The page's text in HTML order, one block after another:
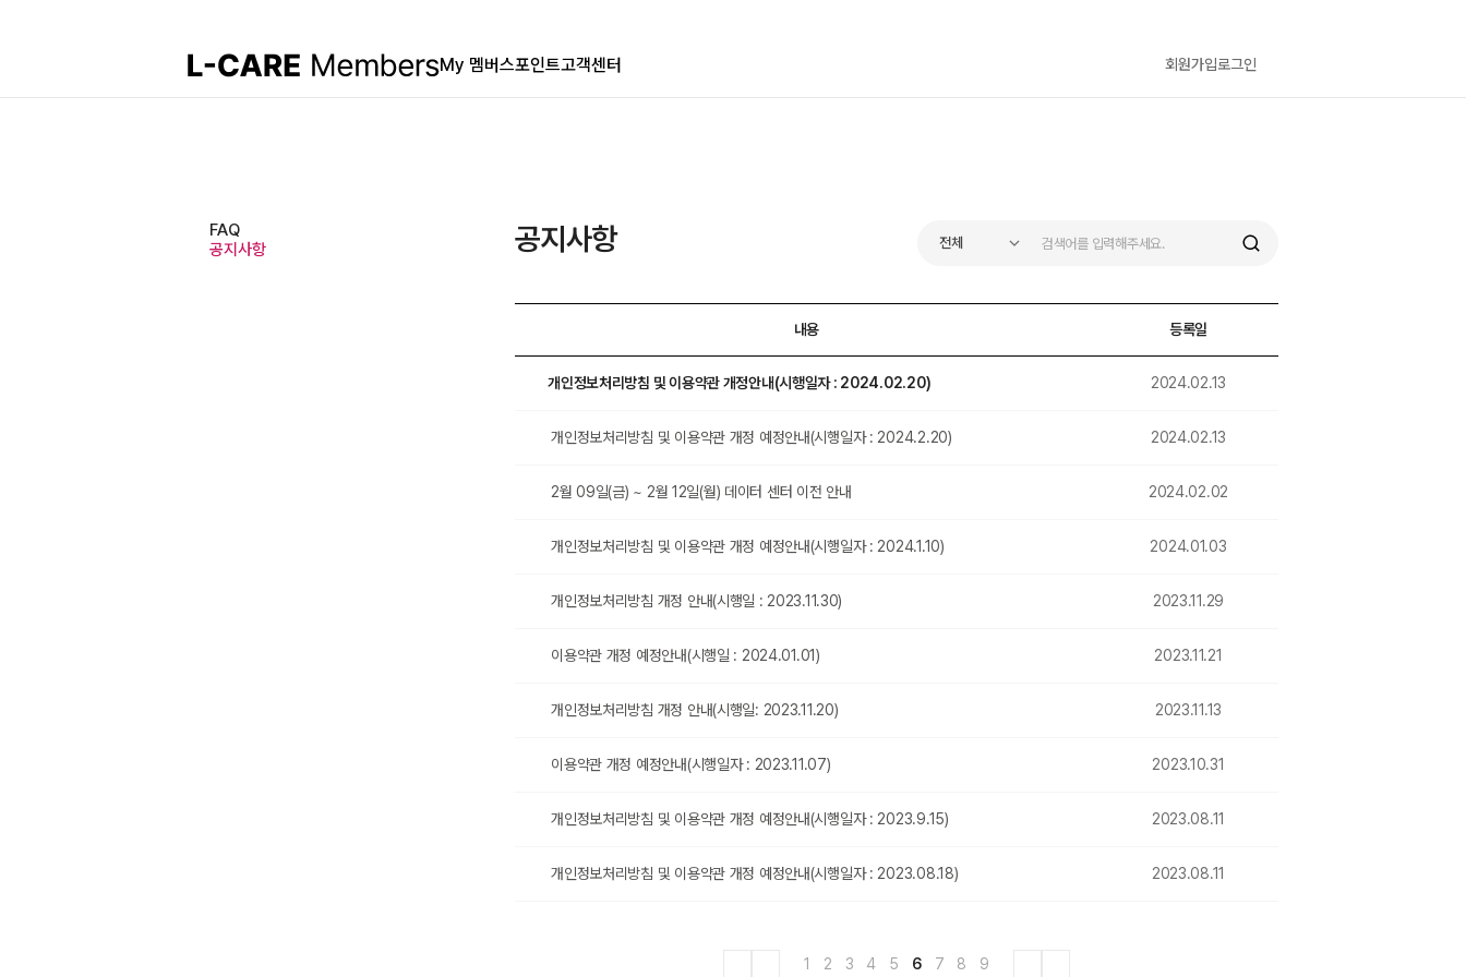
My 멤버스포인트고객센터 회원가입로그인
FAQ
공지사항
공지사항 전체
내용 등록일
개인정보처리방침 및 이용약관 개정안내(시행일자 : 2024.02.20) 2024.02.13
개인정보처리방침 및 이용약관 개정 예정안내(시행일자 : 2024.2.20) 2024.02.13
2월 09일(금) ~ 2월 12일(월) 데이터 센터 이전 안내 2024.02.02
개인정보처리방침 및 이용약관 개정 예정안내(시행일자 : 2024.1.10) 2024.01.03
개인정보처리방침 개정 안내(시행일 : 2023.11.30) 2023.11.29
이용약관 개정 예정안내(시행일 : 2024.01.01) 2023.11.21
개인정보처리방침 개정 안내(시행일: 2023.11.20) 2023.11.13
이용약관 개정 예정안내(시행일자 : 2023.11.07) 2023.10.31
개인정보처리방침 및 이용약관 개정 예정안내(시행일자 : 2023.9.15) 2023.08.11
개인정보처리방침 및 이용약관 개정 예정안내(시행일자 : 2023.08.18) 2023.08.11
1 2 3 4 5 6 7 8 9